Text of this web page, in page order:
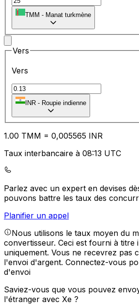
TMM - Manat turkmène
Vers
Vers
INR - Roupie indienne
1.00 TMM = 0,005565 INR
Taux interbancaire à 08:13 UTC
Parlez avec un expert en devises
pouvons battre les taux des
Planifier un appel
Nous utilisons le taux moyen du
convertisseur. Ceci est fourni à titre
uniquement. Vous ne recevrez pas
l'envoi d'argent. Connectez-vous
d'envoi
Saviez-vous que vous pouvez
l'étranger avec Xe ?